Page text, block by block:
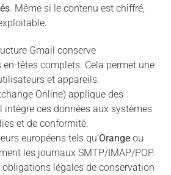
. Même si le contenu est chiffré,
Gmail conserve
têtes complets. Cela permet une
et appareils.
Online) applique des
ces données aux systèmes
et de conformité.
européens tels qu’Orange ou
les journaux SMTP/IMAP/POP.
légales de conservation